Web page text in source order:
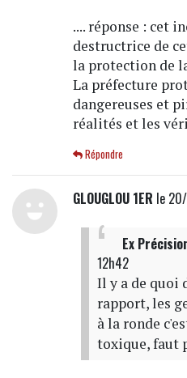
.... réponse : cet
destructrice de
la protection de
La préfecture
dangereuses et
réalités et les
Répondre
GLOUGLOU 1ER le
Ex
12h42
Il y a de quoi
rapport, les
à la ronde
toxique, faut